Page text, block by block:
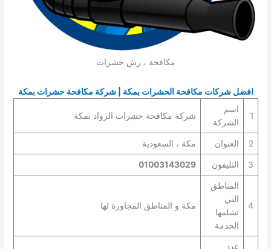
مكافحة ، رش حشرات
افضل شركات مكافحة الحشرات بمكة | شركة مكافحة حشرات بمكة
1
اسم
الشركة
شركة مكافحة حشرات الرواد بمكة
2 العنوان مكة ، السعودية
3 التليفون 01003143029
4
المناطق
التي
تشلمها
الخدمة
مكة و المناطق المجاورة لها
عدد